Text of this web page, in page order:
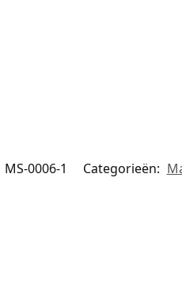
MS-0006-1 Categorieën: